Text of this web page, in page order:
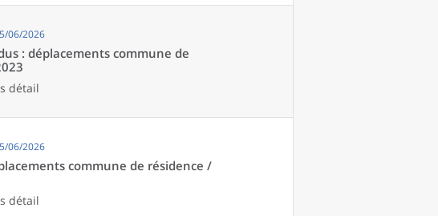
06/2026
: déplacements commune de
détail
06/2026
commune de résidence /
détail